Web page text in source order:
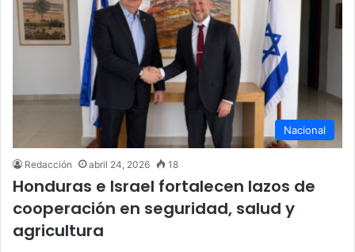
Nacional
Redacción abril 24, 2026 18
Honduras e Israel fortalecen lazos de
cooperación en seguridad, salud y
agricultura